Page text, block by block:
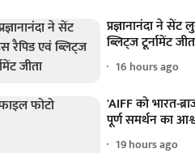
प्रज्ञानानंदा ने सेंट
ब्लिट्ज टूर्नामेंट
16 hours ago
'AIFF को भारत-
पूर्ण समर्थन का
19 hours ago